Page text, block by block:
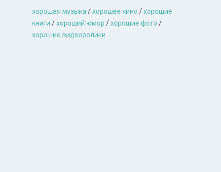
хорошая музыкa /хорошее кино /хорошие
книги /хороший юмор /хорошие фото /
хорошие видеоролики